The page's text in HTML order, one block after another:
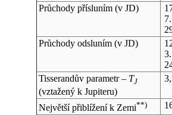
Průchody přísluním (v JD)
Průchody odsluním (v JD)
Tisserandův parametr – TJ
(vztažený k Jupiteru)
Největší přiblížení k Zemi**)